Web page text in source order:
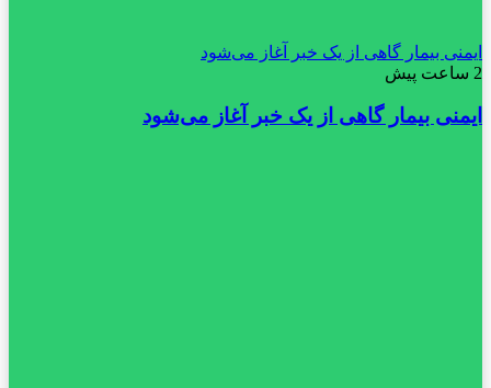
ایمنی بیمار گاهی از یک خبر آغاز می‌شود
2 ساعت پیش
ایمنی بیمار گاهی از یک خبر آغاز می‌شود